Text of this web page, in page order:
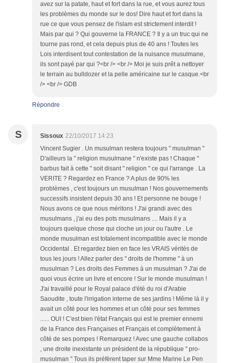
avez sur la patate, haut et fort dans la rue, et vous aurez tous
les problèmes du monde sur le dos! Dire haut et fort dans la
rue ce que vous pensez de l'islam est strictement interdit !
Mais par qui ? Qui gouverne la FRANCE ? Il y a un truc qui ne
tourne pas rond, et cela depuis plus de 40 ans ! Toutes les
Lois interdisent tout contestation de la nuisance musulmane,
ils sont payé par qui ?<br /> <br /> Moi je suis prêt a nettoyer
le terrain au bulldozer et la pelle américaine sur le casque.<br
/> <br /> GDB
Répondre
S Sissoux 22/10/2017 14:23
Vincent Sugier . Un musulman restera toujours " musulman "
D'ailleurs la " religion musulmane " n'existe pas ! Chaque "
barbus fait à cette " soit disant " religion " ce qui l'arrange . La
VERITE ? Regardez en France ? A plus de 90% les
problèmes , c'est toujours un musulman ! Nos gouvernements
successifs insistent depuis 30 ans ! Et personne ne bouge !
Nous avons ce que nous méritons ! J'ai grandi avec des
musulmans , j'ai eu des pots musulmans .... Mais il y a
toujours quelque chose qui cloche un jour ou l'autre . Le
monde musulman est totalement incompatible avec le monde
Occidental . Et regardez bien en face les VRAIS vérités de
tous les jours ! Allez parler des " droits de l'homme " à un
musulman ? Les droits des Femmes à un musulman ? J'ai de
quoi vous écrire un livre et encore ! Sur le monde musulman !
J'ai travaillé pour le Royal palace d'été du roi d'Arabie
Saoudite , toute l'irrigation interne de ses jardins ! Même là il y
avait un côté pour les hommes et un côté pour ses femmes
...... OUI ! C'est bien l'état Français qui est le premier ennemi
de la France des Françaises et Français et complètement à
côté de ses pompes ! Remarquez ! Avec une gauche collabos
, une droite inexistante un président de la république " pro-
musulman " Tous ils préfèrent taper sur Mme Marine Le Pen